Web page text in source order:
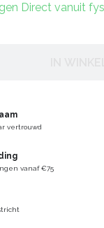
Direct vanuit
vertrouwd
vanaf €75